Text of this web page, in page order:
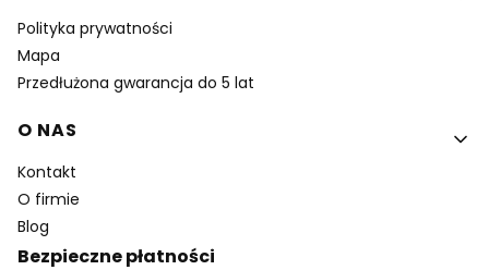
Polityka prywatności
Mapa
Przedłużona gwarancja do 5 lat
O NAS
Kontakt
O firmie
Blog
Bezpieczne płatności